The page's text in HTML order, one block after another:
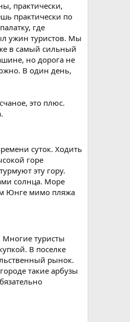
практически,
практически по
где
ужин туристов. Мы
в самый сильный
но дорога не
В один день,
это плюс.
суток. Ходить
горе
эту гору.
солнца. Море
Юнге мимо пляжа
Многие туристы
В поселке
рынок.
такие арбузы